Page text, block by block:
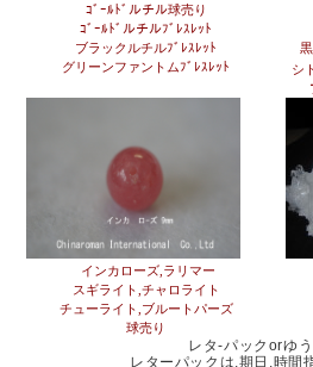
ｺﾞｰﾙﾄﾞルチル球売り
ｺﾞｰﾙﾄﾞルチルﾌﾞﾚｽﾚｯﾄ
ブラックルチルﾌﾞﾚｽﾚｯﾄ
グリーンファントムﾌﾞﾚｽﾚｯﾄ
シ
インカローズ,ラリマー
スギライト,チャロライト
チューライト,ブルートパーズ
球売り
レタ-パックorゆ
レターパックは,期日,時間